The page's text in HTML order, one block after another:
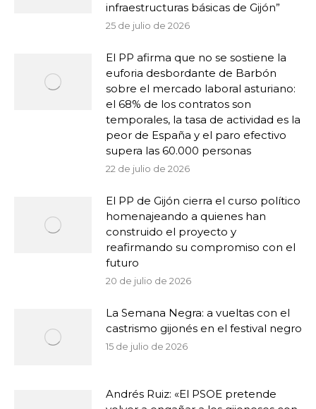
infraestructuras básicas de Gijón”
25 de julio de 2026
El PP afirma que no se sostiene la
euforia desbordante de Barbón
sobre el mercado laboral asturiano:
el 68% de los contratos son
temporales, la tasa de actividad es la
peor de España y el paro efectivo
supera las 60.000 personas
22 de julio de 2026
El PP de Gijón cierra el curso político
homenajeando a quienes han
construido el proyecto y
reafirmando su compromiso con el
futuro
20 de julio de 2026
La Semana Negra: a vueltas con el
castrismo gijonés en el festival negro
15 de julio de 2026
Andrés Ruiz: «El PSOE pretende